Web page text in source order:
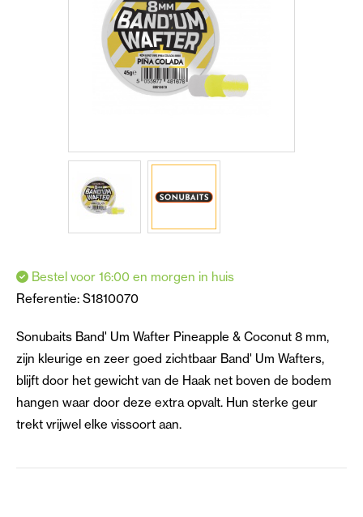
Bestel voor 16:00 en morgen in huis
Referentie: S1810070
Sonubaits Band' Um Wafter Pineapple & Coconut 8 mm,
zijn kleurige en zeer goed zichtbaar Band' Um Wafters,
blijft door het gewicht van de Haak net boven de bodem
hangen waar door deze extra opvalt. Hun sterke geur
trekt vrijwel elke vissoort aan.